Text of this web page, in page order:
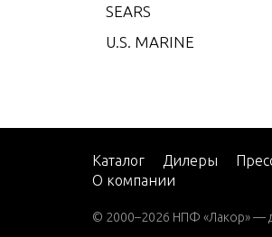
SEARS
U.S. MARINE
Каталог Дилеры
О компании
© 2000–2026 НПФ «Лакор» —